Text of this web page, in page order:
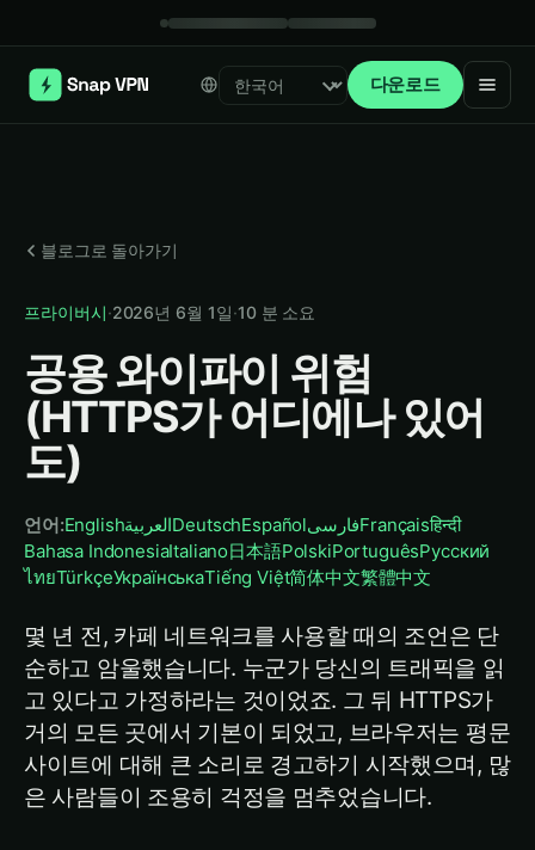
Select language 다운로드
블로그로 돌아가기
프라이버시·2026년 6월 1일·10 분 소요
공용 와이파이 위험
(HTTPS가 어디에나 있어
도)
언어:EnglishالعربيةDeutschEspañolفارسیFrançaisहिन्दी
Bahasa IndonesiaItaliano日本語PolskiPortuguêsРусский
ไทยTürkçeУкраїнськаTiếng Việt简体中文繁體中文
몇 년 전, 카페 네트워크를 사용할 때의 조언은 단
순하고 암울했습니다. 누군가 당신의 트래픽을 읽
고 있다고 가정하라는 것이었죠. 그 뒤 HTTPS가
거의 모든 곳에서 기본이 되었고, 브라우저는 평문
사이트에 대해 큰 소리로 경고하기 시작했으며, 많
은 사람들이 조용히 걱정을 멈추었습니다.